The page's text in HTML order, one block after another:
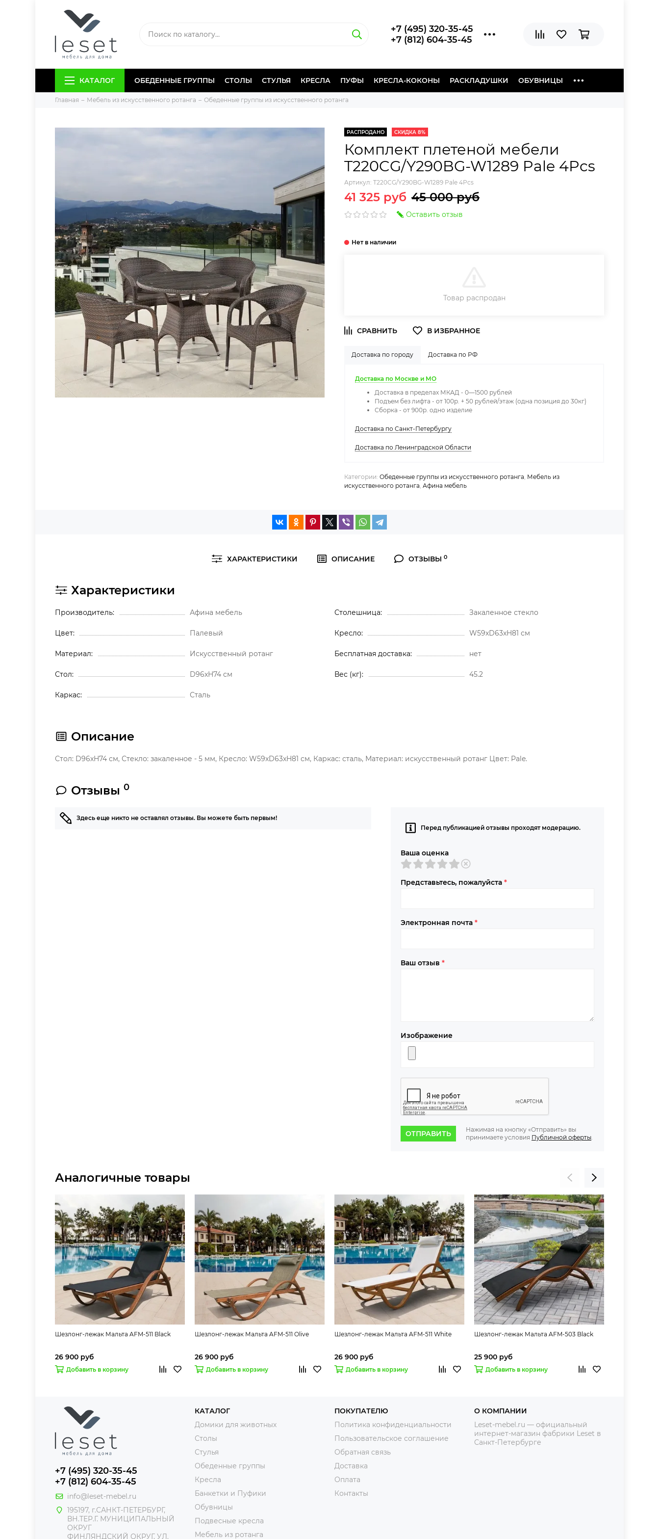
+7 (495) 320-35-45
+7 (812) 604-35-45
КАТАЛОГ ОБЕДЕННЫЕ ГРУППЫ СТОЛЫ СТУЛЬЯ КРЕСЛА ПУФЫ КРЕСЛА-КОКОНЫ РАСКЛАДУШКИ ОБУВНИЦЫ
Главная Мебель из искусственного ротанга Обеденные группы из искусственного ротанга
РАСПРОДАНО СКИДКА 8%
Комплект плетеной мебели
T220CG/Y290BG-W1289 Pale 4Pcs
Артикул: T220CG/Y290BG-W1289 Pale 4Pcs
41 325 руб 45 000 руб
Оставить отзыв
Товар распродан
Доставка по городу Доставка по РФ
Доставка по Москве и МО
Доставка в пределах МКАД - 0—1500 рублей
Подъем без лифта - от 100р. + 50 рублей/этаж (одна позиция до 30кг)
Сборка - от 900р. одно изделие
Доставка по Санкт-Петербургу
Доставка по Ленинградской Области
Категории: Обеденные группы из искусственного ротанга Мебель из
искусственного ротанга Афина мебель
ХАРАКТЕРИСТИКИ ОПИСАНИЕ ОТЗЫВЫ 0
Характеристики
Производитель Афина мебель
Цвет Палевый
Материал Искусственный ротанг
Стол D96xH74 см
Каркас Сталь
Столешница Закаленное стекло
Кресло W59xD63xH81 см
Бесплатная доставка нет
Вес (кг) 45.2
Описание
Стол: D96xH74 см, Стекло: закаленное - 5 мм, Кресло: W59xD63xH81 см, Каркас: сталь, Материал: искусственный ротанг Цвет: Pale.
Отзывы0
Здесь еще никто не оставлял отзывы. Вы можете быть первым!
Перед публикацией отзывы проходят модерацию.
Ваша оценка
Представьтесь, пожалуйста *
Электронная почта *
Ваш отзыв *
Изображение
ОТПРАВИТЬ
Нажимая на кнопку «Отправить» вы
принимаете условия Публичной оферты
Аналогичные товары
Шезлонг-лежак Мальта AFM-511 Black
26 900 руб
Добавить в корзину
Шезлонг-лежак Мальта AFM-511 Olive
26 900 руб
Добавить в корзину
Шезлонг-лежак Мальта AFM-511 White
26 900 руб
Добавить в корзину
Шезлонг-лежак Мальта AFM-503 Black
25 900 руб
Добавить в корзину
+7 (495) 320-35-45
+7 (812) 604-35-45
info@leset-mebel.ru
195197, г.САНКТ-ПЕТЕРБУРГ,
ВН.ТЕР.Г. МУНИЦИПАЛЬНЫЙ
ОКРУГ
ФИНЛЯНДСКИЙ ОКРУГ, УЛ.
КАТАЛОГ
Домики для животных
Столы
Стулья
Обеденные группы
Кресла
Банкетки и Пуфики
Обувницы
Подвесные кресла
Мебель из ротанга
ПОКУПАТЕЛЮ
Политика конфиденциальности
Пользовательское соглашение
Обратная связь
Доставка
Оплата
Контакты
О КОМПАНИИ
Leset-mebel.ru — официальный
интернет-магазин фабрики Leset в
Санкт-Петербурге